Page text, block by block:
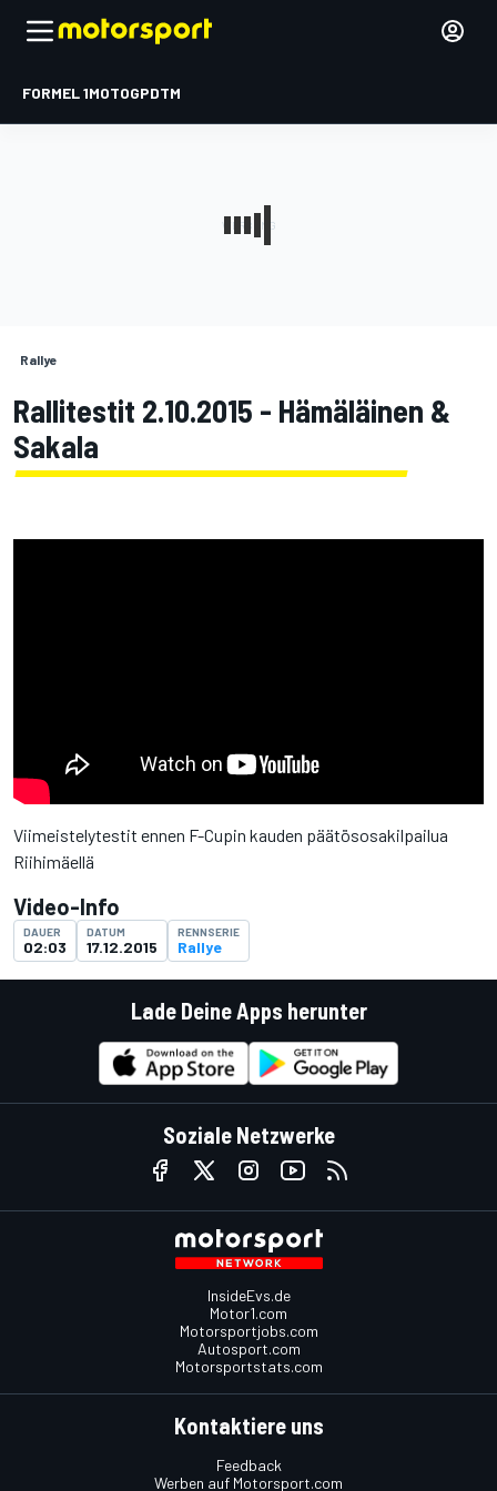
FORMEL 1MOTOGPDTM
Rallye
Rallitestit 2.10.2015 - Hämäläinen &
Sakala
Viimeistelytestit ennen F-Cupin kauden päätösosakilpailua
Riihimäellä
Video-Info
DAUER
02:03
DATUM
17.12.2015
RENNSERIE
Rallye
Lade Deine Apps herunter
Soziale Netzwerke
InsideEvs.de
Motor1.com
Motorsportjobs.com
Autosport.com
Motorsportstats.com
Kontaktiere uns
Feedback
Werben auf Motorsport.com